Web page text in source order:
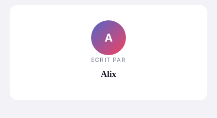
A
ECRIT PAR
Alix